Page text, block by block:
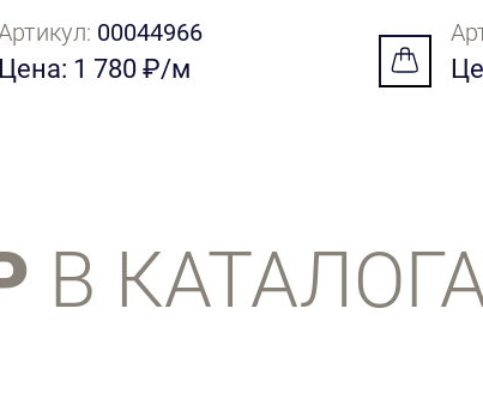
00044966
Цена: 1 780 ₽/м
В